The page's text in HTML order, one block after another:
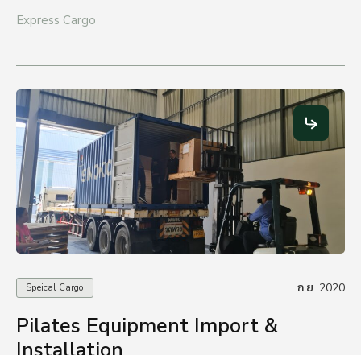
Express Cargo
Speical Cargo ก.ย. 2020
Pilates Equipment Import &